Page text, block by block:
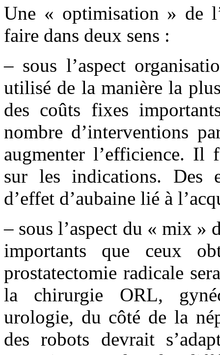
Une « optimisation » de
faire dans deux sens :
– sous l’aspect
utilisé de la manière la
des coûts fixes
nombre d’interventions
augmenter l’efficience. Il
sur les indications. Des
d’effet d’aubaine lié à
– sous l’aspect du « mix »
importants que ceux
prostatectomie radicale
la chirurgie ORL,
urologie, du côté de la
des robots devrait